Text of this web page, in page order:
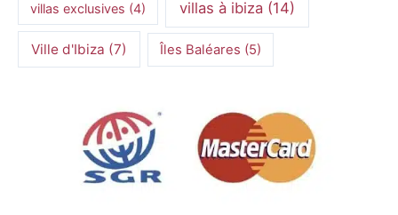
villas exclusives (4) villas à ibiza (14)
Ville d'Ibiza (7) Îles Baléares (5)